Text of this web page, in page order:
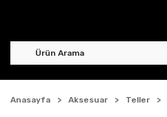
Anasayfa Aksesuar Teller